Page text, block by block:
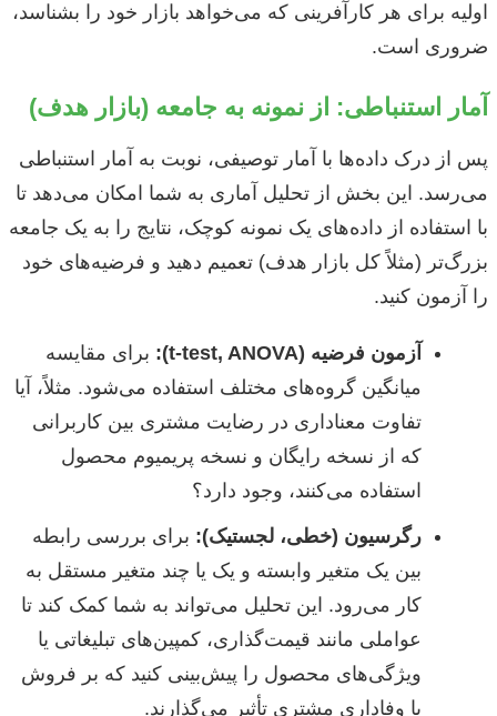
اولیه برای هر کارآفرینی که می‌خواهد بازار خود را بشناسد،
ضروری است.
آمار استنباطی: از نمونه به جامعه (بازار هدف)
پس از درک داده‌ها با آمار توصیفی، نوبت به آمار استنباطی
می‌رسد. این بخش از تحلیل آماری به شما امکان می‌دهد تا
با استفاده از داده‌های یک نمونه کوچک، نتایج را به یک جامعه
بزرگ‌تر (مثلاً کل بازار هدف) تعمیم دهید و فرضیه‌های خود
را آزمون کنید.
آزمون فرضیه (t-test, ANOVA):
برای مقایسه
میانگین گروه‌های مختلف استفاده می‌شود. مثلاً، آیا
تفاوت معناداری در رضایت مشتری بین کاربرانی
که از نسخه رایگان و نسخه پریمیوم محصول
استفاده می‌کنند، وجود دارد؟
رگرسیون (خطی، لجستیک): برای بررسی رابطه
بین یک متغیر وابسته و یک یا چند متغیر مستقل به
کار می‌رود. این تحلیل می‌تواند به شما کمک کند تا
عواملی مانند قیمت‌گذاری، کمپین‌های تبلیغاتی یا
ویژگی‌های محصول را پیش‌بینی کنید که بر فروش
یا وفاداری مشتری تأثیر می‌گذارند.